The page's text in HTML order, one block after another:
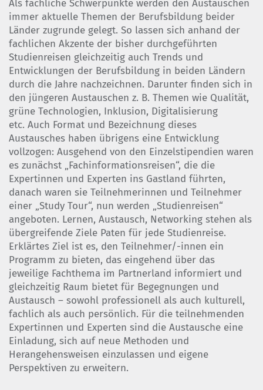
Als fachliche Schwerpunkte werden den Austauschen
immer aktuelle Themen der Berufsbildung beider
Länder zugrunde gelegt. So lassen sich anhand der
fachlichen Akzente der bisher durchgeführten
Studienreisen gleichzeitig auch Trends und
Entwicklungen der Berufsbildung in beiden Ländern
durch die Jahre nachzeichnen. Darunter finden sich in
den jüngeren Austauschen z. B. Themen wie Qualität,
grüne Technologien, Inklusion, Digitalisierung
etc. Auch Format und Bezeichnung dieses
Austausches haben übrigens eine Entwicklung
vollzogen: Ausgehend von den Einzelstipendien waren
es zunächst „Fachinformationsreisen“, die die
Expertinnen und Experten ins Gastland führten,
danach waren sie Teilnehmerinnen und Teilnehmer
einer „Study Tour“, nun werden „Studienreisen“
angeboten. Lernen, Austausch, Networking stehen als
übergreifende Ziele Paten für jede Studienreise.
Erklärtes Ziel ist es, den Teilnehmer/-innen ein
Programm zu bieten, das eingehend über das
jeweilige Fachthema im Partnerland informiert und
gleichzeitig Raum bietet für Begegnungen und
Austausch – sowohl professionell als auch kulturell,
fachlich als auch persönlich. Für die teilnehmenden
Expertinnen und Experten sind die Austausche eine
Einladung, sich auf neue Methoden und
Herangehensweisen einzulassen und eigene
Perspektiven zu erweitern.